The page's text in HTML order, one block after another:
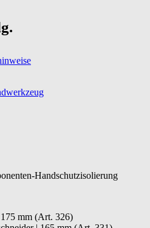
Handschutzisolierung
mm (Art. 326)